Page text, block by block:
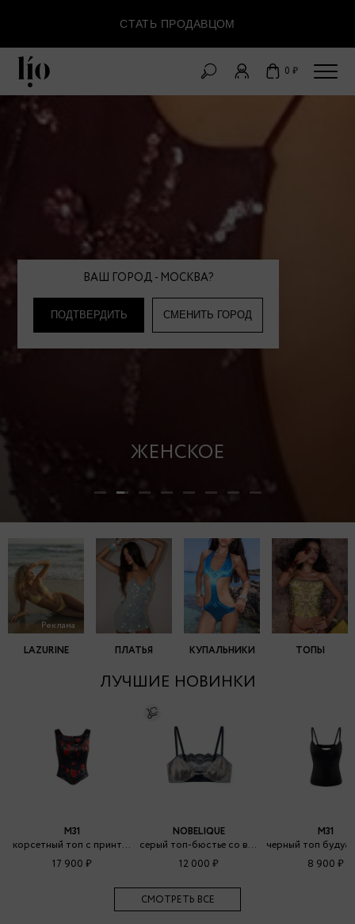
СТАТЬ ПРОДАВЦОМ
0 ₽
ВАШ ГОРОД - МОСКВА?
ПОДТВЕРДИТЬ СМЕНИТЬ ГОРОД
ЖЕНСКОЕ
LAZURINE
Реклама
ПЛАТЬЯ КУПАЛЬНИКИ ТОПЫ
ЛУЧШИЕ НОВИНКИ
M31
корсетный топ с принтом шипы и розы
17 900 ₽
NOBELIQUE
серый топ-бюстье со вставкой из кружева
12 000 ₽
M31
8 900 ₽
СМОТРЕТЬ ВСЕ